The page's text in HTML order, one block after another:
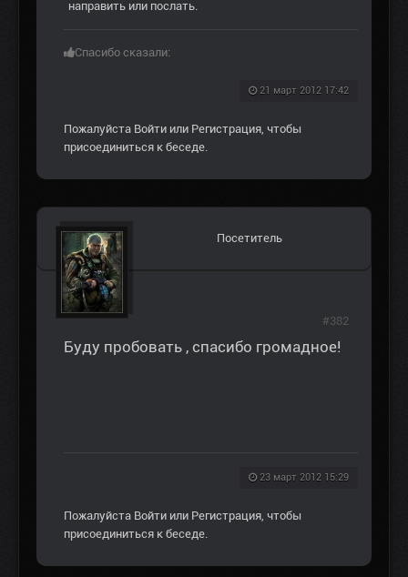
направить или послать.
Спасибо сказали:
21 март 2012 17:42
Пожалуйста Войти или Регистрация , чтобы
присоединиться к беседе.
Посетитель
Буду пробовать , спасибо громадное!
23 март 2012 15:29
#382
Пожалуйста Войти или Регистрация , чтобы
присоединиться к беседе.